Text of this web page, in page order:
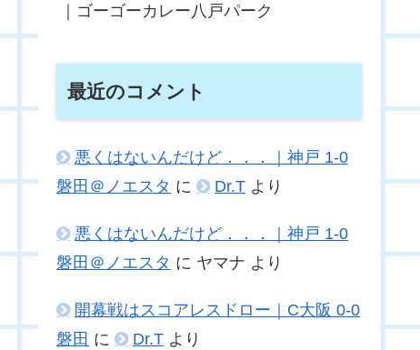
｜ゴーゴーカレー八戸パーク
最近のコメント
悪くはないんだけど．．．｜神戸 1-0
磐田＠ノエスタ に Dr.T より
悪くはないんだけど．．．｜神戸 1-0
磐田＠ノエスタ に ヤマナ より
開幕戦はスコアレスドロー｜C大阪 0-0
磐田 に Dr.T より